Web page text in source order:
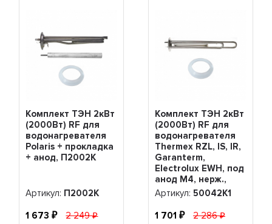
Комплект ТЭН 2кВт
(2000Вт) RF для
водонагревателя
Polaris + прокладка
+ анод, П2002K
Артикул: П2002K
1 673 2 249
Комплект ТЭН 2кВт
(2000Вт) RF для
водонагревателя
Thermex RZL, IS, IR,
Garanterm,
Electrolux EWH, под
анод М4, нерж.,
PREMIUM +
прокладка,
50042K1
Артикул: 50042K1
1 701 2 286